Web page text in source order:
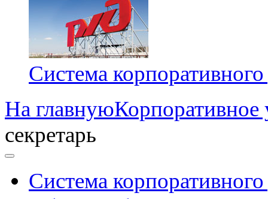
Система
На главнуюКорпоративное
секретарь
Система